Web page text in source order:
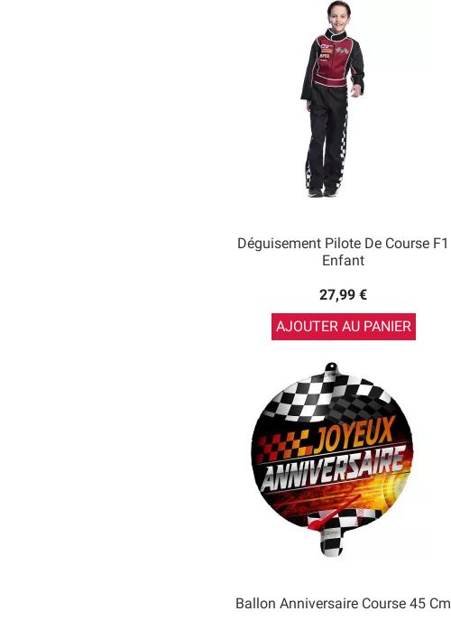
Déguisement Pilote De Course F1
Enfant
27,99 €
AJOUTER AU PANIER
Ballon Anniversaire Course 45 Cm